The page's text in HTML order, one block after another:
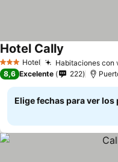
3 Estrellas
Hotel Habitaciones con
Hotel Cally
8,6 Excelente 222
Elige fechas para ver